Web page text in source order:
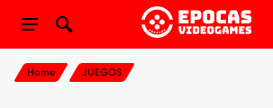
Home JUEGOS